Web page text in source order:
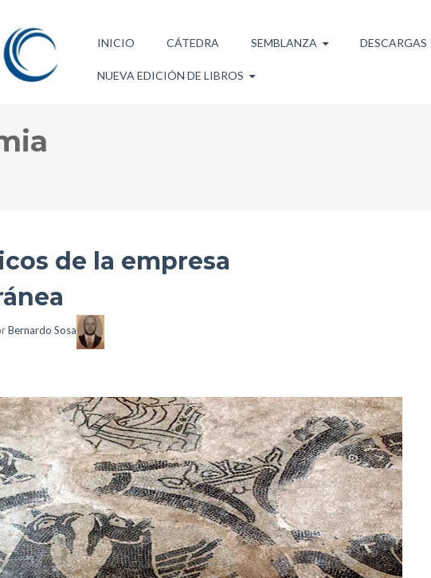
INICIO CÁTEDRA SEMBLANZA DESCARGAS
NUEVA EDICIÓN DE LIBROS
de la empresa
Bernardo Sosa